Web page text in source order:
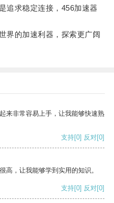
求稳定连接，456加速器
的加速利器，探索更广阔
来非常容易上手，让我能够快速熟
支持[0] 反对[0]
高，让我能够学到实用的知识。
支持[0] 反对[0]